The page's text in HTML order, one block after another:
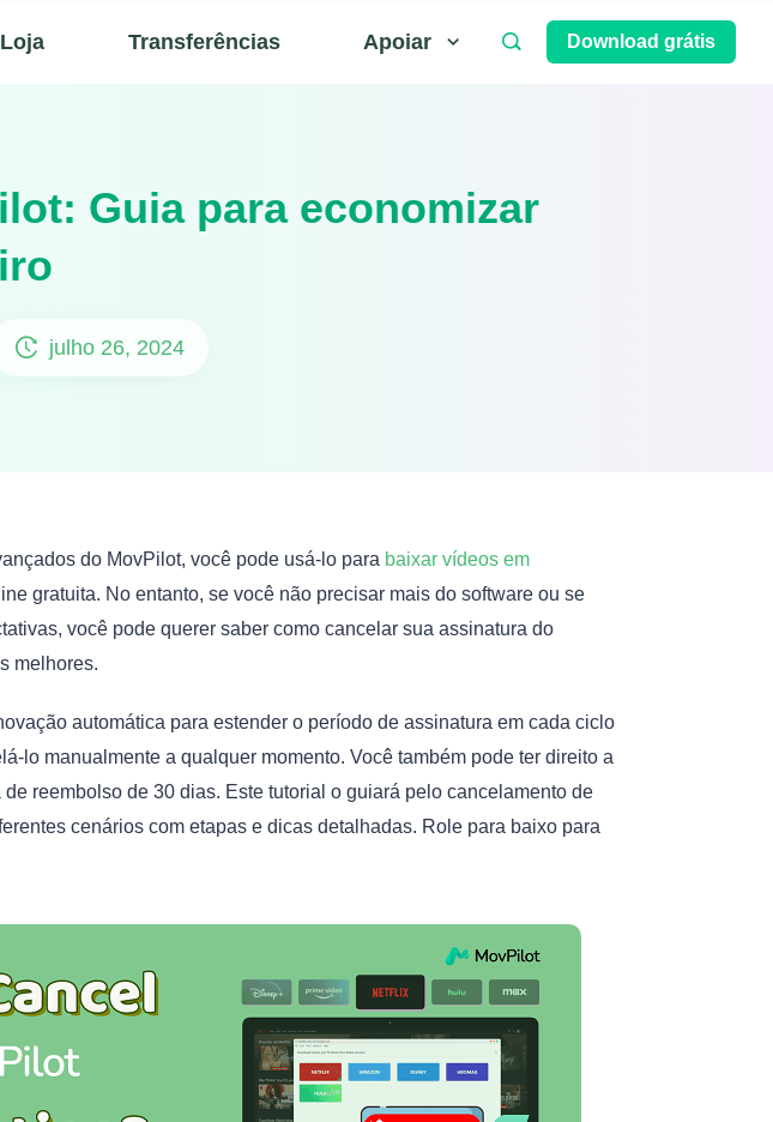
Loja Transferências Apoiar Download grátis
Guia para economizar
julho 26, 2024
do MovPilot, você pode usá-lo para baixar vídeos em
gratuita. No entanto, se você não precisar mais do software ou se
você pode querer saber como cancelar sua assinatura do
melhores.
automática para estender o período de assinatura em cada ciclo
lo manualmente a qualquer momento. Você também pode ter direito a
reembolso de 30 dias. Este tutorial o guiará pelo cancelamento de
cenários com etapas e dicas detalhadas. Role para baixo para